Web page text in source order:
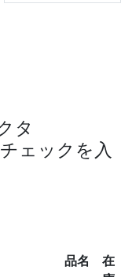
タ
ェックを入
品名
在